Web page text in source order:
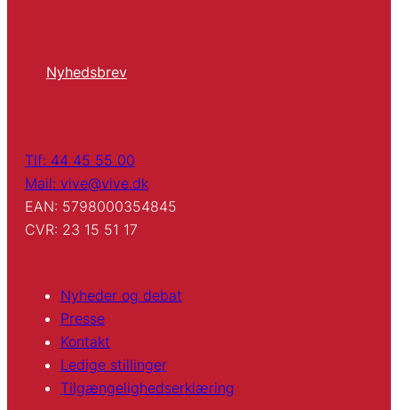
Nyhedsbrev
Tlf: 44 45 55 00
Mail: vive@vive.dk
EAN: 5798000354845
CVR: 23 15 51 17
Nyheder og debat
Presse
Kontakt
Ledige stillinger
Tilgængelighedserklæring